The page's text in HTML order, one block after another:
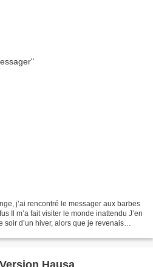
j’ai rencontré le messager aux barbes
Il m’a fait visiter le monde inattendu J’en
soir d’un hiver, alors que je revenais